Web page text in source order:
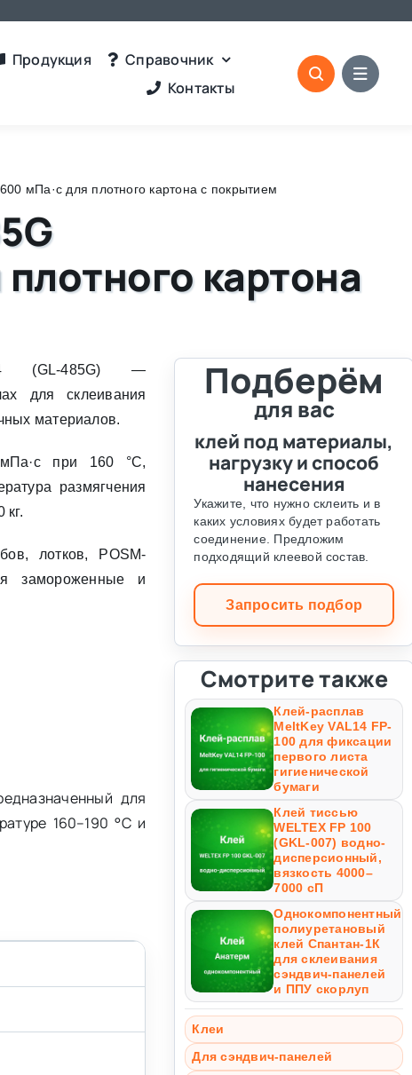
Продукция
Справочник
Контакты
мПа·с для плотного картона с покрытием
картона
(GL-485G) —
для склеивания
материалов.
при 160 °C,
размягчения
кг.
лотков, POSM-
замороженные и
для
160–190 °C и
Подберём
для вас
клей под материалы,
нагрузку и способ
нанесения
Укажите, что нужно склеить и в
каких условиях будет работать
соединение. Предложим
подходящий клеевой состав.
Запросить подбор
Смотрите также
Клей-расплав
MeltKey VAL14 FP-
100 для фиксации
первого листа
гигиенической
бумаги
Клей тиссью
WELTEX FP 100
(GKL-007) водно-
дисперсионный,
вязкость 4000–
7000 сП
Однокомпонентный
полиуретановый
клей Спантан-1К
для склеивания
сэндвич-панелей
и ППУ скорлуп
Клеи
Для сэндвич-панелей